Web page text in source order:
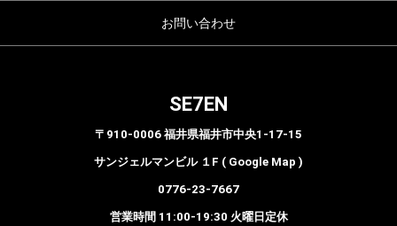
お問い合わせ
SE7EN
〒910-0006 福井県福井市中央1-17-15
サンジェルマンビル １F ( Google Map )
0776-23-7667
営業時間 11:00-19:30 火曜日定休